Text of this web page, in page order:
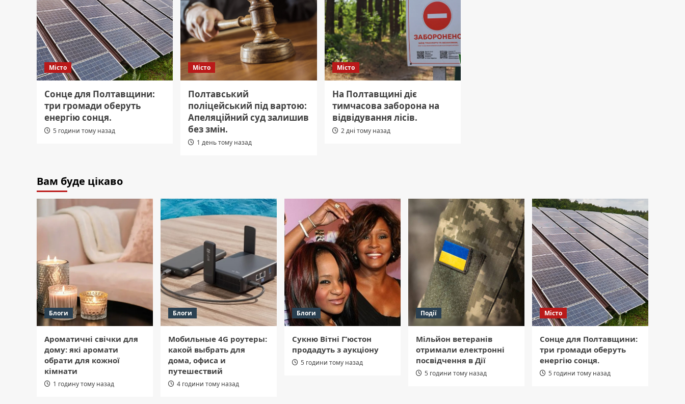
Місто
Сонце для Полтавщини:
три громади оберуть
енергію сонця.
5 години тому назад
Місто
Полтавський
поліцейський під вартою:
Апеляційний суд залишив
без змін.
1 день тому назад
Місто
На Полтавщині діє
тимчасова заборона на
відвідування лісів.
2 дні тому назад
Вам буде цікаво
Блоги
Ароматичні свічки для
дому: які аромати
обрати для кожної
кімнати
1 годину тому назад
Блоги
Мобильные 4G роутеры:
какой выбрать для
дома, офиса и
путешествий
4 години тому назад
Блоги
Сукню Вітні Г’юстон
продадуть з аукціону
5 години тому назад
Події
Мільйон ветеранів
отримали електронні
посвідчення в Дії
5 години тому назад
Місто
Сонце для Полтавщини:
три громади оберуть
енергію сонця.
5 години тому назад